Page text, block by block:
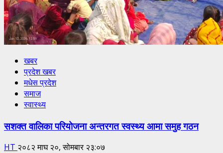
खबर
प्रदेश खबर
मधेस प्रदेश
समाज
स्वास्थ्य
सशक्त वालिका परियोजना अन्तरगत स्वस्थ्य आमा समुह गठन
HT २०८२ माघ २०, सोमबार २३:०७